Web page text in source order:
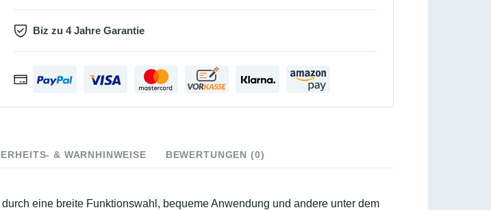
Biz zu 4 Jahre Garantie
& WARNHINWEISE BEWERTUNGEN (0)
eine breite Funktionswahl, bequeme Anwendung und andere unter dem